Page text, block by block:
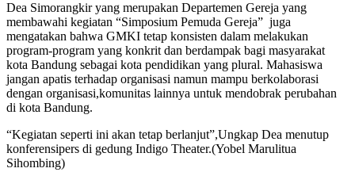
Dea Simorangkir yang merupakan Departemen Gereja yang
membawahi kegiatan “Simposium Pemuda Gereja” juga
mengatakan bahwa GMKI tetap konsisten dalam melakukan
program-program yang konkrit dan berdampak bagi masyarakat
kota Bandung sebagai kota pendidikan yang plural. Mahasiswa
jangan apatis terhadap organisasi namun mampu berkolaborasi
dengan organisasi,komunitas lainnya untuk mendobrak perubahan
di kota Bandung.
“Kegiatan seperti ini akan tetap berlanjut”,Ungkap Dea menutup
konferensipers di gedung Indigo Theater.(Yobel Marulitua
Sihombing)